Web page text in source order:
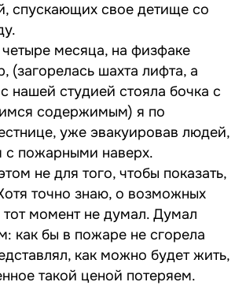
спускающих свое детище со
четыре месяца, на физфаке
(загорелась шахта лифта, а
нашей студией стояла бочка с
содержимым) я по
уже эвакуировав людей,
с пожарными наверх.
не для того, чтобы показать,
точно знаю, о возможных
тот момент не думал. Думал
как бы в пожаре не сгорела
как можно будет жить,
такой ценой потеряем.